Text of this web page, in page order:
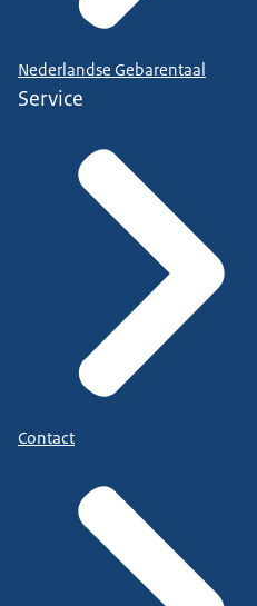
Nederlandse Gebarentaal
Service
Contact